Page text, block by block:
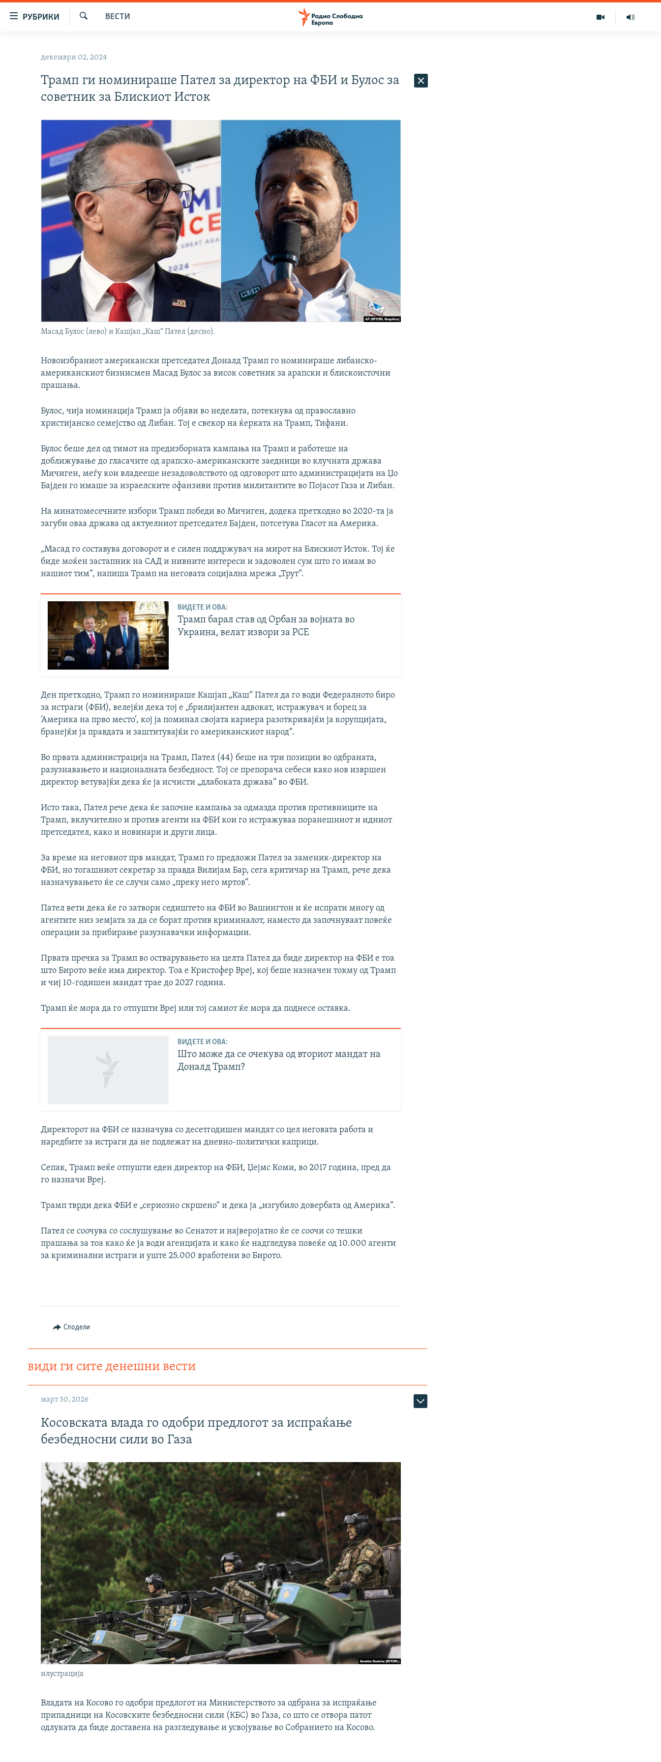
содржината
пребарување
РУБРИКИ
ВИЗУЕЛНО
ПРИЈАВИ СЕ ЗА ЊУЗЛЕТЕР
ПОДКАСТ ЗОШТО?
ВЕСТИ
декември 02, 2024
Трамп ги номинираше Пател за директор на ФБИ и Булос за
советник за Блискиот Исток
Масад Булос (лево) и Кашјап „Каш“ Пател (десно).
Новоизбраниот американски претседател Доналд Трамп го номинираше либанско-
американскиот бизнисмен Масад Булос за висок советник за арапски и блискоисточни
прашања.
Булос, чија номинација Трамп ја објави во неделата, потекнува од православно
христијанско семејство од Либан. Тој е свекор на ќерката на Трамп, Тифани.
Булос беше дел од тимот на предизборната кампања на Трамп и работеше на
доближување до гласачите од арапско-американските заедници во клучната држава
Мичиген, меѓу кои владееше незадоволството од одговорот што администрацијата на Џо
Бајден го имаше за израелските офанзиви против милитантите во Појасот Газа и Либан.
На минатомесечните избори Трамп победи во Мичиген, додека претходно во 2020-та ја
загуби оваа држава од актуелниот претседател Бајден, потсетува Гласот на Америка.
„Масад го составува договорот и е силен поддржувач на мирот на Блискиот Исток. Тој ќе
биде моќен застапник на САД и нивните интереси и задоволен сум што го имам во
нашиот тим“, напиша Трамп на неговата социјална мрежа „Трут“.
ВИДЕТЕ И ОВА:
Трамп барал став од Орбан за војната во
Украина, велат извори за РСЕ
Ден претходно, Трамп го номинираше Кашјап „Каш“ Пател да го води Федералното биро
за истраги (ФБИ), велејќи дека тој е „брилијантен адвокат, истражувач и борец за
’Америка на прво место‘, кој ја поминал својата кариера разоткривајќи ја корупцијата,
бранејќи ја правдата и заштитувајќи го американскиот народ“.
Во првата администрација на Трамп, Пател (44) беше на три позиции во одбраната,
разузнавањето и националната безбедност. Тој се препорача себеси како нов извршен
директор ветувајќи дека ќе ја исчисти „длабоката држава“ во ФБИ.
Исто така, Пател рече дека ќе започне кампања за одмазда против противниците на
Трамп, вклучително и против агенти на ФБИ кои го истражуваа поранешниот и идниот
претседател, како и новинари и други лица.
За време на неговиот прв мандат, Трамп го предложи Пател за заменик-директор на
ФБИ, но тогашниот секретар за правда Вилијам Бар, сега критичар на Трамп, рече дека
назначувањето ќе се случи само „преку него мртов“.
Пател вети дека ќе го затвори седиштето на ФБИ во Вашингтон и ќе испрати многу од
агентите низ земјата за да се борат против криминалот, наместо да започнуваат повеќе
операции за прибирање разузнавачки информации.
Првата пречка за Трамп во остварувањето на целта Пател да биде директор на ФБИ е тоа
што Бирото веќе има директор. Тоа е Кристофер Вреј, кој беше назначен токму од Трамп
и чиј 10-годишен мандат трае до 2027 година.
Трамп ќе мора да го отпушти Вреј или тој самиот ќе мора да поднесе оставка.
ВИДЕТЕ И ОВА:
Што може да се очекува од вториот мандат на
Доналд Трамп?
Директорот на ФБИ се назначува со десетгодишен мандат со цел неговата работа и
наредбите за истраги да не подлежат на дневно-политички каприци.
Сепак, Трамп веќе отпушти еден директор на ФБИ, Џејмс Коми, во 2017 година, пред да
го назначи Вреј.
Трамп тврди дека ФБИ е „сериозно скршено“ и дека ја „изгубило довербата од Америка“.
Пател се соочува со сослушување во Сенатот и најверојатно ќе се соочи со тешки
прашања за тоа како ќе ја води агенцијата и како ќе надгледува повеќе од 10.000 агенти
за криминални истраги и уште 25.000 вработени во Бирото.
Сподели
види ги сите денешни вести
март 30, 2026
Косовската влада го одобри предлогот за испраќање
безбедносни сили во Газа
илустрација
Владата на Косово го одобри предлогот на Министерството за одбрана за испраќање
припадници на Косовските безбедносни сили (КБС) во Газа, со што се отвора патот
одлуката да биде доставена на разгледување и усвојување во Собранието на Косово.